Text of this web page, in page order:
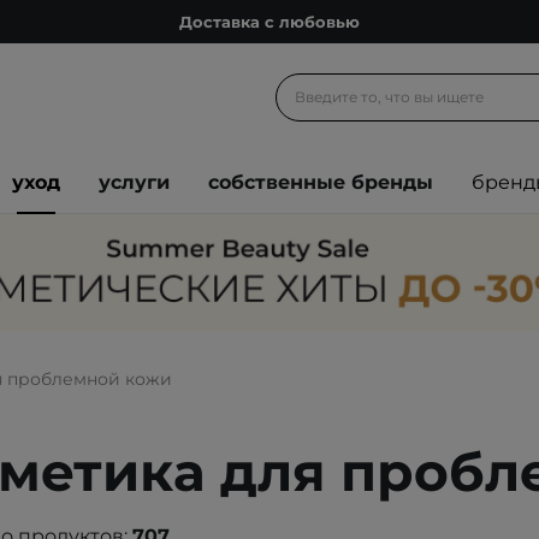
Доставка с любовью
Блог
Познакомимся?
Доставка с любовью
Подарочные карты
уход услуги собственные бренды
проблемной кожи
для